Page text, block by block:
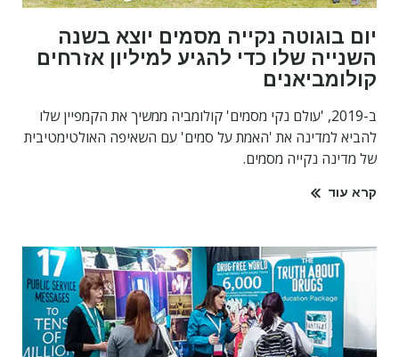
יום בוגוטה נקייה מסמים יוצא בשנה
השנייה שלו כדי להגיע למיליון אזרחים
קולומביאנים
ב-2019, 'עולם נקי מסמים' קולומביה ממשיך את הקמפיין שלו
להביא למדינה את 'האמת על סמים' עם השאיפה האולטימטיבית
של מדינה נקייה מסמים.
קרא עוד